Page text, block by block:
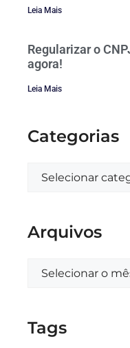
Leia Mais
Regularizar o
agora!
Leia Mais
Categorias
Arquivos
Tags